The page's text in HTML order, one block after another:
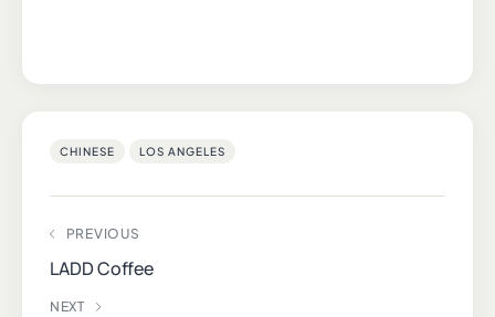
CHINESE LOS ANGELES
PREVIOUS
LADD Coffee
NEXT